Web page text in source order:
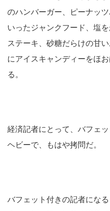
のハンバーガー、ピーナッ
いったジャンクフード、塩
ステーキ、砂糖だらけの甘
にアイスキャンディーをほ
る。
経済記者にとって、バフェ
ヘビーで、もはや拷問だ。
バフェット付きの記者にな